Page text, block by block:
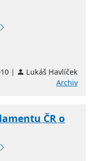
|
Lukáš Havlíček
Archiv
ČR o